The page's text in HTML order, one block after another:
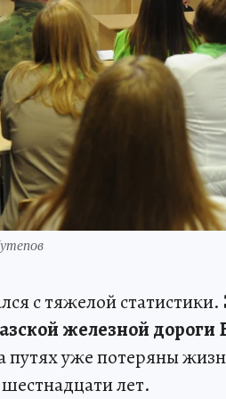
с тяжелой статистики.
железной
путях уже потеряны
лет.